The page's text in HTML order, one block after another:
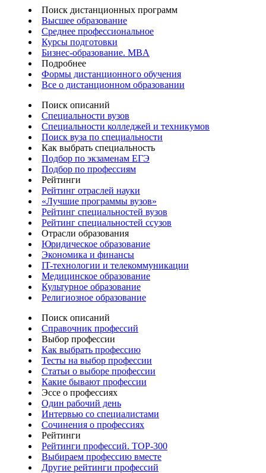
Поиск дистанционных программ
Высшее образование
Среднее профессиональное
Курсы подготовки
Бизнес-образование. MBA
Подробнее
Формы дистанционного обучения
Все о дистанционном образовании
Поиск описаний
Специальности вузов
Специальности колледжей и техникумов
Поиск вуза по специальности
Как выбрать специальность
Подбор по экзаменам ЕГЭ
Подбор по профессиям
Рейтинги
Рейтинг отраслей науки
«Лучшие программы вузов»
Рейтинг специальностей вузов
Рейтинг специальностей ссузов
Отрасли образования
Юридическое образование
Экономика и финансы
IT-технологии и телекоммуникации
Медицинское образование
Культурное образование
Религиозное образование
Поиск описаний
Справочник профессий
Выбор профессии
Как выбрать профессию
Тесты на выбор профессии
Статьи о выборе профессии
Какие бывают профессии
Эссе о профессиях
Один рабочий день
Интервью со специалистами
Сочинения о профессиях
Рейтинги
Рейтинги профессий. TOP-300
Выбираем профессию вместе
Другие рейтинги профессий